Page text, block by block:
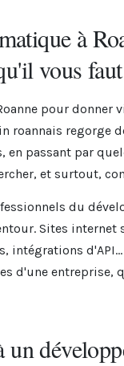
à
vous faut
pour donner
roannais regorge
en passant par
et surtout,
du
Sites
intégrations
d'une entreprise,
un